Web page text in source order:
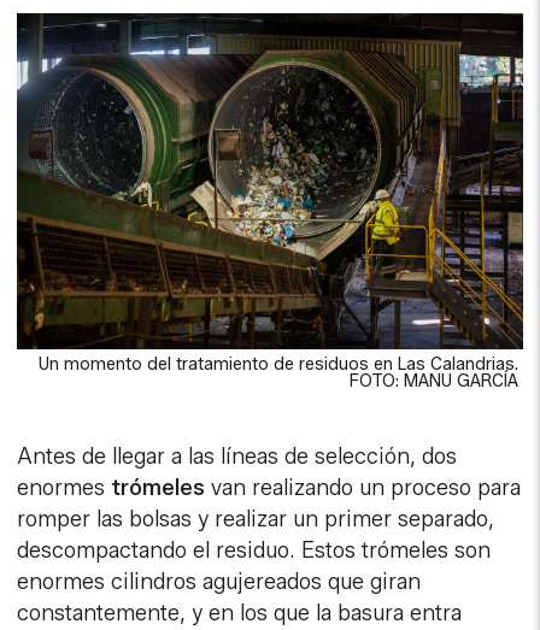
Un momento del tratamiento de residuos en Las Calandrias.
FOTO: MANU GARCÍA
Antes de llegar a las líneas de selección, dos
enormes trómelesvan realizando un proceso para
romper las bolsas y realizar un primer separado,
descompactando el residuo. Estos trómeles son
enormes cilindros agujereados que giran
constantemente, y en los que la basura entra